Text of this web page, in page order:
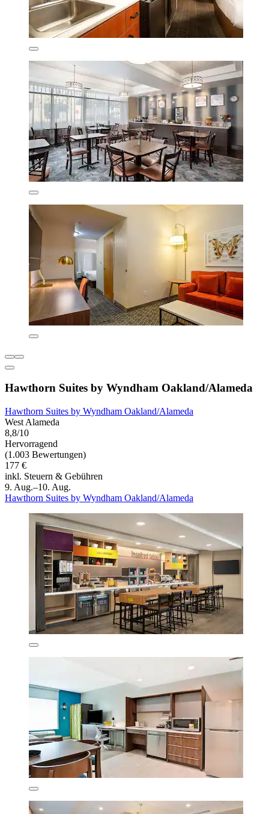
Hawthorn Suites by Wyndham Oakland/Alameda
Hawthorn Suites by Wyndham Oakland/Alameda
West Alameda
8,8/10
Hervorragend
(1.003 Bewertungen)
177 €
inkl. Steuern & Gebühren
9. Aug.–10. Aug.
Hawthorn Suites by Wyndham Oakland/Alameda